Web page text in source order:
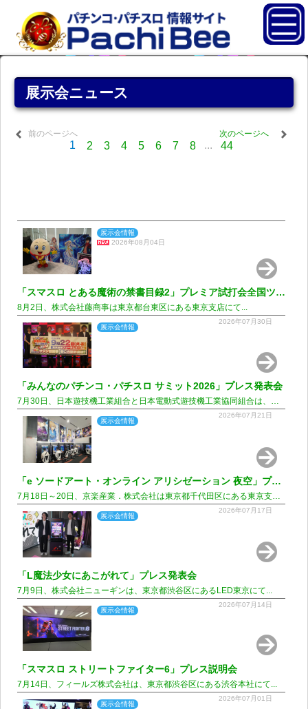
展示会ニュース
前のページへ
1 2 3 4 5 6 7 8 ... 44
次のページへ
展示会情報
2026年08月04日
「スマスロ とある魔術の禁書目録2」プレミア試打会全国ツアー
8月2日、株式会社藤商事は東京都台東区にある東京支店にて...
展示会情報
2026年07月30日
「みんなのパチンコ・パチスロ サミット2026」プレス発表会
7月30日、日本遊技機工業組合と日本電動式遊技機工業協同組合は、東京都品川区にあるセガサミーグループ大崎本社「TUNNEL TOKYO」にて...
展示会情報
2026年07月21日
「e ソードアート・オンライン アリシゼーション 夜空」プレミアムファン試打会
7月18日～20日、京楽産業．株式会社は東京都千代田区にある東京支店にて...
展示会情報
2026年07月17日
「L魔法少女にあこがれて」プレス発表会
7月9日、株式会社ニューギンは、東京都渋谷区にあるLED東京にて...
展示会情報
2026年07月14日
「スマスロ ストリートファイター6」プレス説明会
7月14日、フィールズ株式会社は、東京都渋谷区にある渋谷本社にて...
展示会情報
2026年07月01日